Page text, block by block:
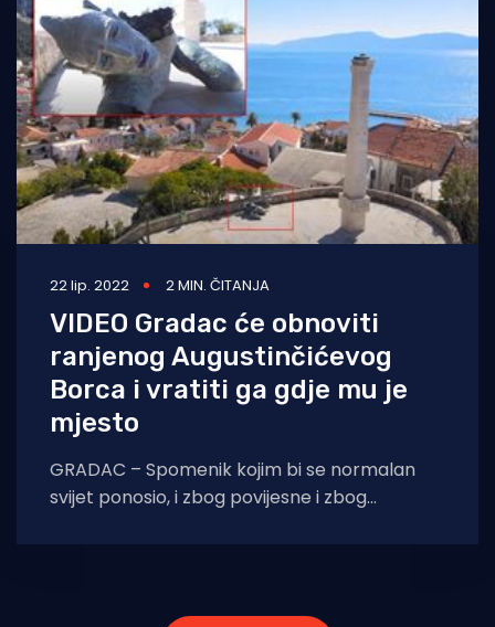
22 lip. 2022 2 MIN. ČITANJA
VIDEO Gradac će obnoviti
ranjenog Augustinčićevog
Borca i vratiti ga gdje mu je
mjesto
GRADAC – Spomenik kojim bi se normalan
svijet ponosio, i zbog povijesne i zbog
rušenja